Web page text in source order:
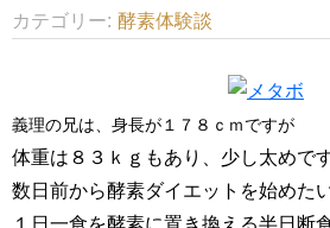
カテゴリー 酵素体験談
義理の兄は、身長が１７８ｃｍですが
体重は８３ｋｇもあり、少し太めです
数日前から酵素ダイエットを始めた